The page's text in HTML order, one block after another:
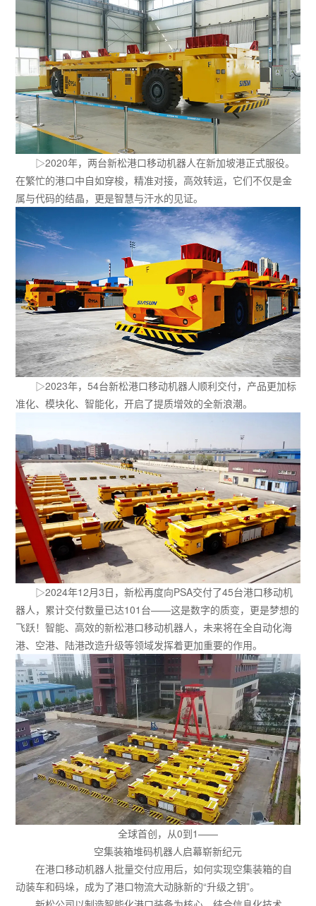
▷2020年，两台新松港口移动机器人在新加坡港正式服役。
在繁忙的港口中自如穿梭，精准对接，高效转运，它们不仅是金
属与代码的结晶，更是智慧与汗水的见证。
▷2023年，54台新松港口移动机器人顺利交付，产品更加标
准化、模块化、智能化，开启了提质增效的全新浪潮。
▷2024年12月3日，新松再度向PSA交付了45台港口移动机
器人，累计交付数量已达101台——这是数字的质变，更是梦想的
飞跃！智能、高效的新松港口移动机器人，未来将在全自动化海
港、空港、陆港改造升级等领域发挥着更加重要的作用。
全球首创，从0到1——
空集装箱堆码机器人启幕崭新纪元
在港口移动机器人批量交付应用后，如何实现空集装箱的自
动装车和码垛，成为了港口物流大动脉新的“升级之钥”。